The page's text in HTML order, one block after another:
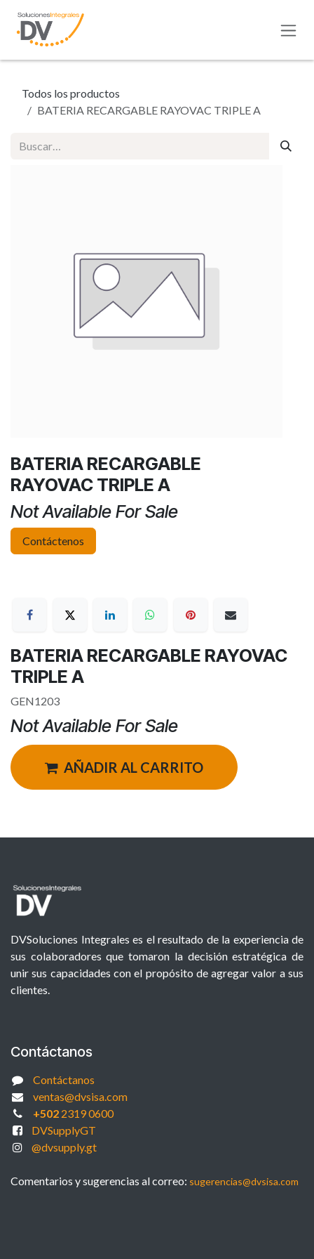
Todos los productos
BATERIA RECARGABLE RAYOVAC TRIPLE A
BATERIA RECARGABLE
RAYOVAC TRIPLE A
Not Available For Sale
Contáctenos
BATERIA RECARGABLE RAYOVAC
TRIPLE A
GEN1203
Not Available For Sale
AÑADIR AL CARRITO
DVSoluciones Integrales es el resultado de la experiencia de
sus colaboradores que tomaron la decisión estratégica de
unir sus capacidades con el propósito de agregar valor a sus
clientes.
Contáctanos
Contáctanos
ventas@dvsisa.com
+5022319 0600
DVSupplyGT
@dvsupply.gt
Comentarios y sugerencias al correo: sugerencias@dvsisa.com